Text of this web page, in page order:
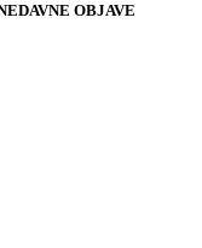
OBJAVE